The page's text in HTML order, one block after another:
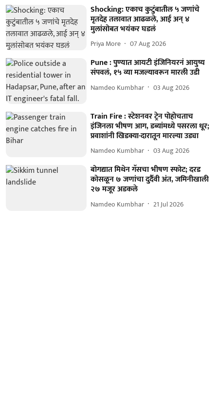
Shocking: एकाच कुटुंबातील ५ जणांचे
मृतदेह तलावात आढळले, आई अन् ४
मुलांसोबत भयंकर घडलं
Priya More 07 Aug 2026
Pune : पुण्यात आयटी इंजिनियरनं आयुष्य
संपवलं, १५ व्या मजल्यावरून मारली उडी
Namdeo Kumbhar 03 Aug 2026
Train Fire : स्टेशनवर ट्रेन पोहोचताच
इंजिनला भीषण आग, डब्यांमध्ये पसरला धूर;
प्रवाशांनी खिडक्या-दारातून मारल्या उड्या
Namdeo Kumbhar 03 Aug 2026
बोगद्यात मिथेन गॅसचा भीषण स्फोट; दरड
कोसळून ७ जणांचा दुर्दैवी अंत, जमिनीखाली
२७ मजूर अडकले
Namdeo Kumbhar 21 Jul 2026